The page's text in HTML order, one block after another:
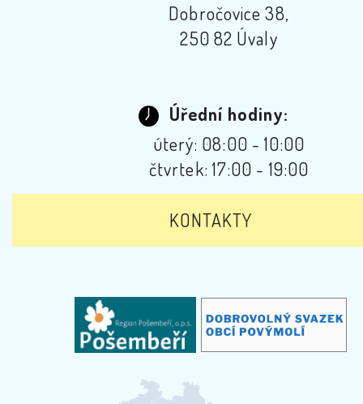
Dobročovice 38,
250 82 Úvaly
Úřední hodiny:
úterý: 08:00 - 10:00
čtvrtek: 17:00 - 19:00
KONTAKTY